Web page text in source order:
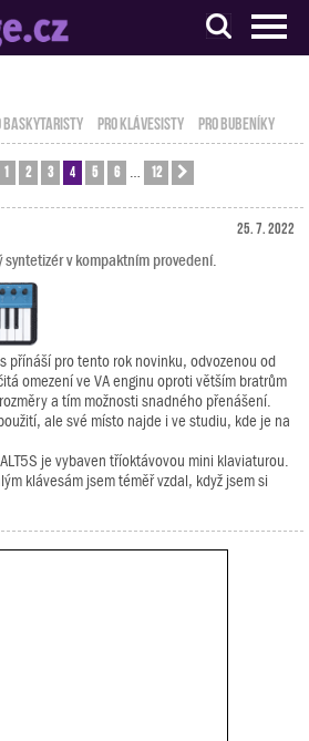
BASKYTARISTY PRO KLÁVESISTY PRO BUBENÍKY
zPředchozí
1 2 3 4 5 6 12
25. 7. 2022
v kompaktním provedení.
přínáší pro tento rok novinku, odvozenou od
omezení ve VA enginu oproti větším bratrům
a tím možnosti snadného přenášení.
ale své místo najde i ve studiu, kde je na
je vybaven tříoktávovou mini klaviaturou.
klávesám jsem téměř vzdal, když jsem si